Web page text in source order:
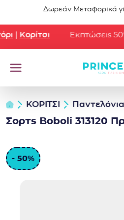
Μετάβαση στο περιεχόμενο
Δωρεάν Μεταφορικά
|Κορίτσι Εκπτώσεις
ΚΟΡΙΤΣΙ
Σορτς Boboli 313120
- 50%